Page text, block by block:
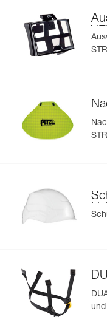
VENT HI-VIZ.
Importieren und
Ihrer vorhandenen
Sehen Sie sich die
Herstellungsdatum
und